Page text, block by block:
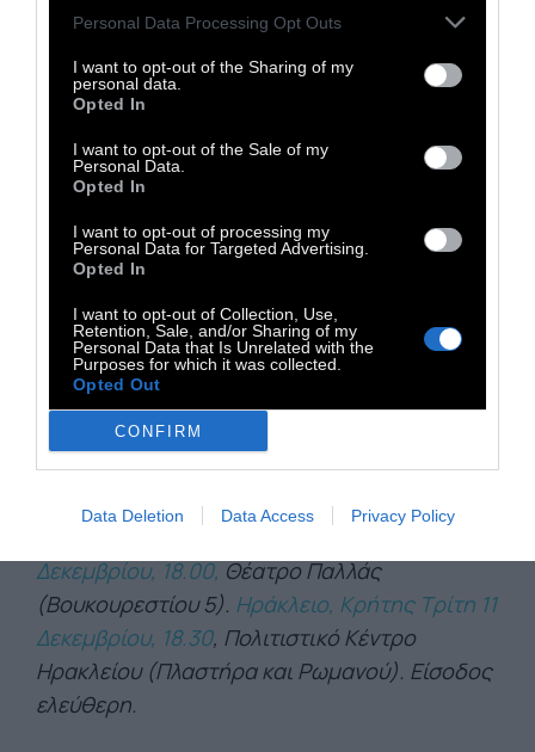
Personal Data Processing Opt Outs
I want to opt-out of the Sharing of my
personal data.
Opted In
I want to opt-out of the Sale of my
Personal Data.
Opted In
I want to opt-out of processing my
Personal Data for Targeted Advertising.
Opted In
I want to opt-out of Collection, Use,
Retention, Sale, and/or Sharing of my
Personal Data that Is Unrelated with the
Purposes for which it was collected.
Opted Out
CONFIRM
Data Deletion Data Access Privacy Policy
Ταξιδεύει πολύ, δίνοντας διαλέξεις σε όλο
τον κόσμο για την περιβαλλοντική κρίση,
διακηρύσσοντας την πεποίθηση ότι
υπάρχουν «Λόγοι για να ελπίζουμε» και πως
τελικά ο άνθρωπος θα καταφέρει να λύσει τα
προβλήματα που ο ίδιος προκάλεσε στον
πλανήτη. Και τώρα η Goodall έρχεται στην
Ελλάδα για τρεις «ελπιδοφόρες» διαλέξεις
σε Αθήνα, Θεσσαλονίκη και Ηράκλειο, με
ελεύθερη είσοδο και ταυτόχρονη διερμηνεία
στα Ελληνικά.
Info: Jane Goodall.Θεσσαλονίκη, Κυριακή 9
Δεκεμβρίου, 17.30,
Θέατρο Ολύμπιον (Πλατεία
Δεκεμβρίου, 18.00,Θέατρο Παλλάς
(Βουκουρεστίου 5). Ηράκλειο, Κρήτης Τρίτη 11
Δεκεμβρίου, 18.30, Πολιτιστικό Κέντρο
Ηρακλείου (Πλαστήρα και Ρωμανού). Είσοδος
ελεύθερη.